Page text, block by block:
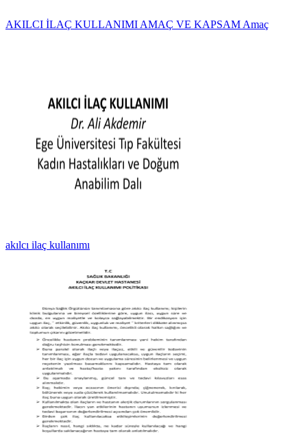
AKILCI İLAÇ KULLANIMI AMAÇ VE KAPSAM Amaç
akılcı ilaç kullanımı